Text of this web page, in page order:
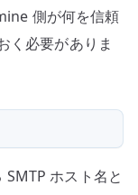
側が何を信頼
く必要がありま
ホスト名と